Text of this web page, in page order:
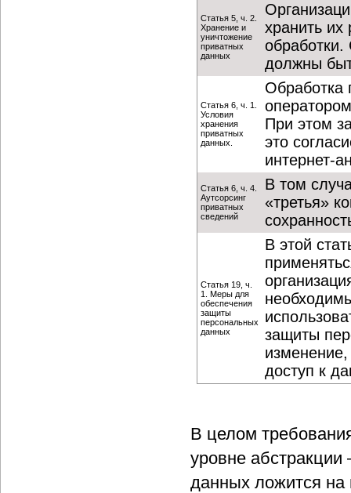
Статья 5, ч. 2.
Хранение и
уничтожение
приватных
данных
хранить их
обработки.
должны
Статья 6, ч. 1.
Условия
хранения
приватных
данных.
Обработка
При этом
это
интернет-
Статья 6, ч. 4.
Аутсорсинг
приватных
сведений
В том
«третья»
Статья 19, ч.
1. Меры для
обеспечения
защиты
персональных
данных
В этой
защиты
доступ к
В целом
уровне
данных ложится на